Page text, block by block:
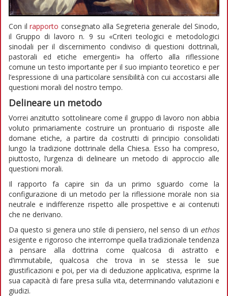
Con il rapporto consegnato alla Segreteria generale del Sinodo,
il Gruppo di lavoro n. 9 su «Criteri teologici e metodologici
sinodali per il discernimento condiviso di questioni dottrinali,
pastorali ed etiche emergenti» ha offerto alla riflessione
comune un testo importante per il suo impianto teoretico e per
l’espressione di una particolare sensibilità con cui accostarsi alle
questioni morali del nostro tempo.
Delineare un metodo
Vorrei anzitutto sottolineare come il gruppo di lavoro non abbia
voluto primariamente costruire un prontuario di risposte alle
domane etiche, a partire da costrutti di principio consolidati
lungo la tradizione dottrinale della Chiesa. Esso ha compreso,
piuttosto, l’urgenza di delineare un metodo di approccio alle
questioni morali.
Il rapporto fa capire sin da un primo sguardo come la
configurazione di un metodo per la riflessione morale non sia
neutrale e indifferenze rispetto alle prospettive e ai contenuti
che ne derivano.
Da questo si genera uno stile di pensiero, nel senso di un ethos
esigente e rigoroso che interrompe quella tradizionale tendenza
a pensare alla dottrina come qualcosa di astratto e
d’immutabile, qualcosa che trova in se stessa le sue
giustificazioni e poi, per via di deduzione applicativa, esprime la
sua capacità di fare presa sulla vita, determinando valutazioni e
giudizi.